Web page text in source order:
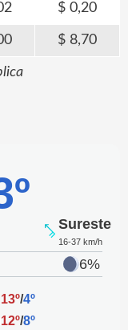
0,20
8,70
Sureste
16-37 km/h
6%
13º/4º
12º/8º